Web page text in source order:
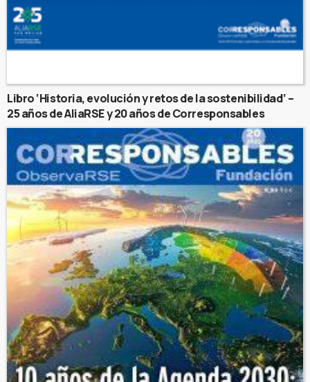
Libro ‘Historia, evolución y retos de la sostenibilidad’ –
25 años de AliaRSE y 20 años de Corresponsables